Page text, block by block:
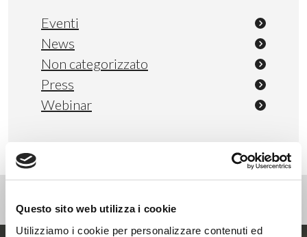
Questo sito web utilizza i cookie
Utilizziamo i cookie per personalizzare contenuti ed
Eventi
News
Non categorizzato
Press
Webinar